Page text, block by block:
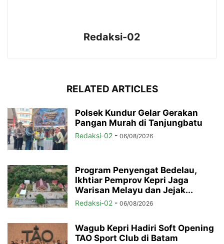
Redaksi-02
RELATED ARTICLES
Polsek Kundur Gelar Gerakan
Pangan Murah di Tanjungbatu
Redaksi-02 - 06/08/2026
Program Penyengat Bedelau,
Ikhtiar Pemprov Kepri Jaga
Warisan Melayu dan Jejak...
Redaksi-02 - 06/08/2026
Wagub Kepri Hadiri Soft Opening
TAO Sport Club di Batam